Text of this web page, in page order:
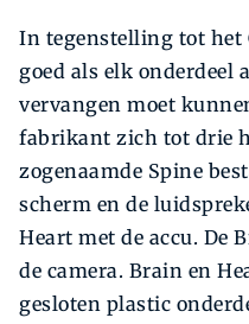
In tegenstelling tot het
goed als elk onderdeel
vervangen moet
fabrikant zich tot drie
zogenaamde Spine
scherm en de
Heart met de accu. De
de camera. Brain en
gesloten plastic